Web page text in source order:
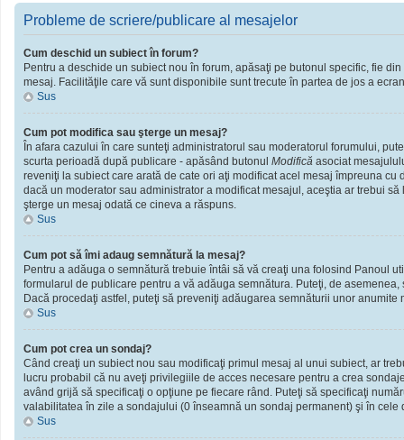
Probleme de scriere/publicare al mesajelor
Cum deschid un subiect în forum?
Pentru a deschide un subiect nou în forum, apăsaţi pe butonul specific, fie
mesaj. Facilităţile care vă sunt disponibile sunt trecute în partea de jos a
Sus
Cum pot modifica sau şterge un mesaj?
În afara cazului în care sunteţi administratorul sau moderatorul forumului,
scurta perioadă după publicare - apăsând butonul Modifică asociat
reveniţi la subiect care arată de cate ori aţi modificat acel mesaj împreuna
dacă un moderator sau administrator a modificat mesajul, aceştia ar trebui
şterge un mesaj odată ce cineva a răspuns.
Sus
Cum pot să îmi adaug semnătură la mesaj?
Pentru a adăuga o semnătură trebuie întâi să vă creaţi una folosind Panoul
formularul de publicare pentru a vă adăuga semnătura. Puteţi, de
Dacă procedaţi astfel, puteţi să preveniţi adăugarea semnăturii unor
Sus
Cum pot crea un sondaj?
Când creaţi un subiect nou sau modificaţi primul mesaj al unui subiect, ar
lucru probabil că nu aveţi privilegiile de acces necesare pentru a crea
având grijă să specificaţi o opţiune pe fiecare rând. Puteţi să specificaţi
valabilitatea în zile a sondajului (0 înseamnă un sondaj permanent) şi în
Sus